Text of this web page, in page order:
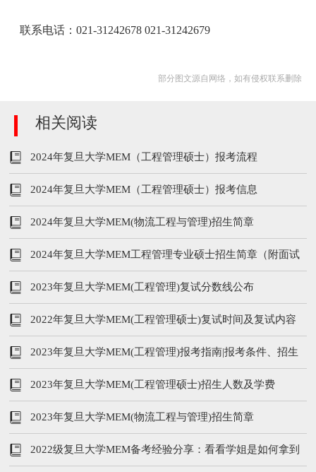
联系电话：021-31242678 021-31242679
部分图文源自网络，如有侵权联系删除
相关阅读
2024年复旦大学MEM（工程管理硕士）报考流程
2024年复旦大学MEM（工程管理硕士）报考信息
2024年复旦大学MEM(物流工程与管理)招生简章
2024年复旦大学MEM工程管理专业硕士招生简章（附面试
时间安排）
2023年复旦大学MEM(工程管理)复试分数线公布
2022年复旦大学MEM(工程管理硕士)复试时间及复试内容
2023年复旦大学MEM(工程管理)报考指南|报考条件、招生
人数、学费、提前面试
2023年复旦大学MEM(工程管理硕士)招生人数及学费
2023年复旦大学MEM(物流工程与管理)招生简章
2022级复旦大学MEM备考经验分享：看看学姐是如何拿到